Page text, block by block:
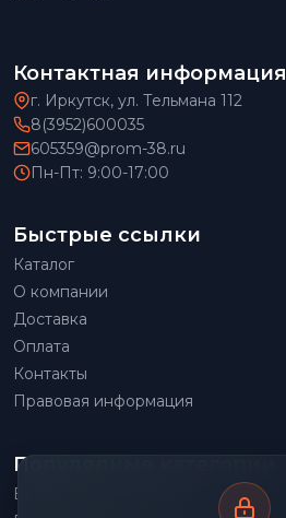
Контактная информация
г. Иркутск, ул. Тельмана 112
8(3952)600035
605359@prom-38.ru
Пн-Пт: 9:00-17:00
Быстрые ссылки
Каталог
О компании
Доставка
Оплата
Контакты
Правовая информация
Популярные категории
Весовое оборудование